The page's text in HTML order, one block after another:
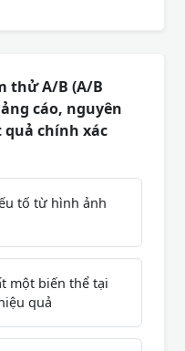
thử A/B (A/B
cáo, nguyên
chính xác
tố từ hình ảnh
một biến thể tại
quả